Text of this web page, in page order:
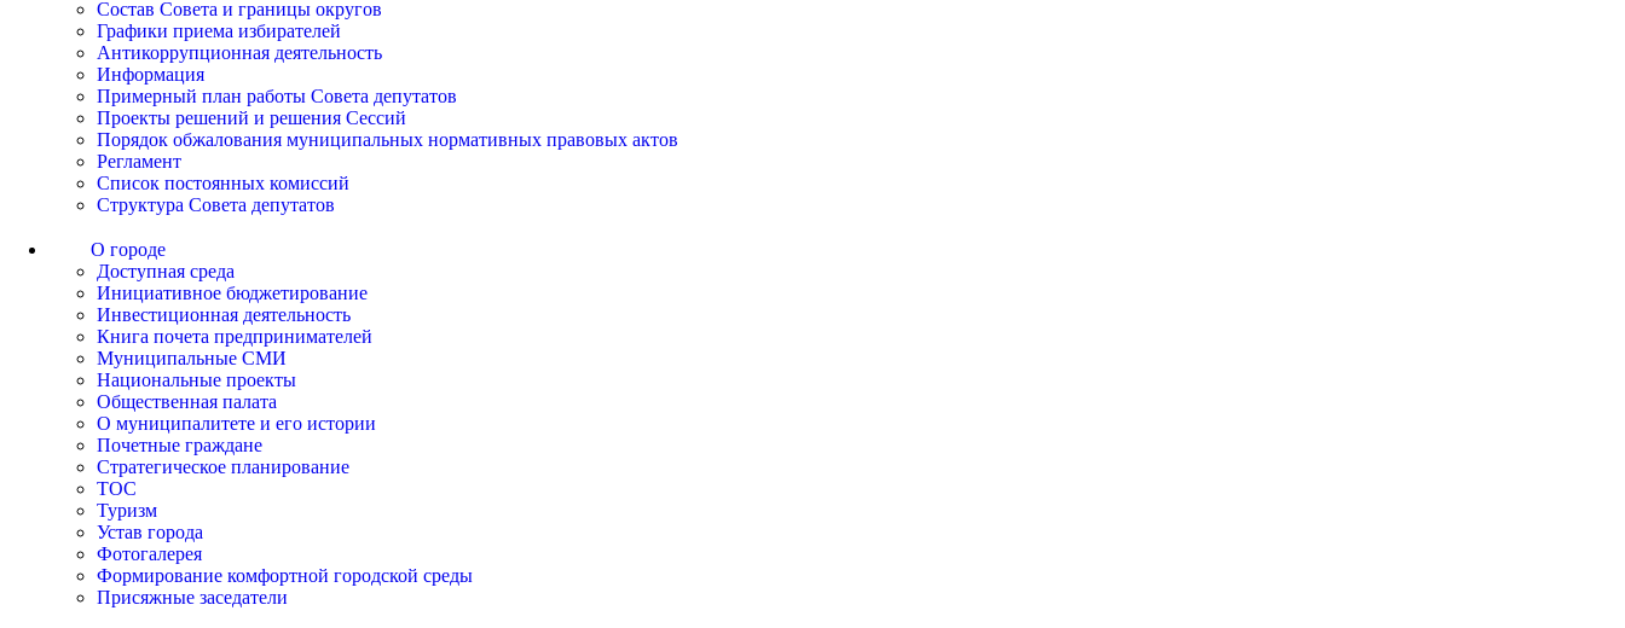
Состав Совета и границы округов
Графики приема избирателей
Антикоррупционная деятельность
Информация
Примерный план работы Совета депутатов
Проекты решений и решения Сессий
Порядок обжалования муниципальных нормативных правовых актов
Регламент
Список постоянных комиссий
Структура Совета депутатов
О городе
Доступная среда
Инициативное бюджетирование
Инвестиционная деятельность
Книга почета предпринимателей
Муниципальные СМИ
Национальные проекты
Общественная палата
О муниципалитете и его истории
Почетные граждане
Стратегическое планирование
ТОС
Туризм
Устав города
Фотогалерея
Формирование комфортной городской среды
Присяжные заседатели